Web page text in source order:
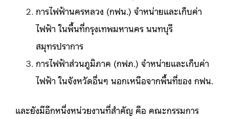
การไฟฟ้านครหลวง (กฟน.) จำหน่ายและเก็บค่า
ไฟฟ้า ในพื้นที่กรุงเทพมหานคร นนทบุรี
สมุทรปราการ
การไฟฟ้าส่วนภูมิภาค (กฟภ.) จำหน่ายและเก็บค่า
ไฟฟ้า ในจังหวัดอื่นๆ นอกเหนือจากพื้นที่ของ กฟน.
และยังมีอีกหนึ่งหน่วยงานที่สำคัญ คือ คณะกรรมการ